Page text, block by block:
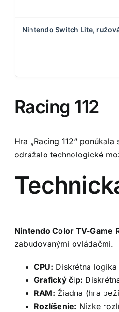
Nintendo Switch Lite,
Racing 112
Hra „Racing 112“
odrážalo technologické
Nintendo Color TV-Game
zabudovanými ovládačmi.
CPU: Diskrétna
Grafický čip:
RAM: Žiadna (hra
Rozlíšenie: Nízke